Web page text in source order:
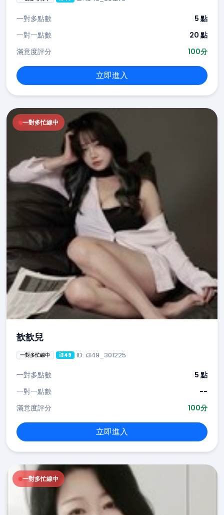
一對多點數
5 點
一對一點數
20 點
滿意度評分
100分
立即進入
一對多忙線中
歆歆兒
一對多忙線中 i349 ID: i349_301225
一對多點數
5 點
一對一點數
--
滿意度評分
100分
立即進入
一對多忙線中